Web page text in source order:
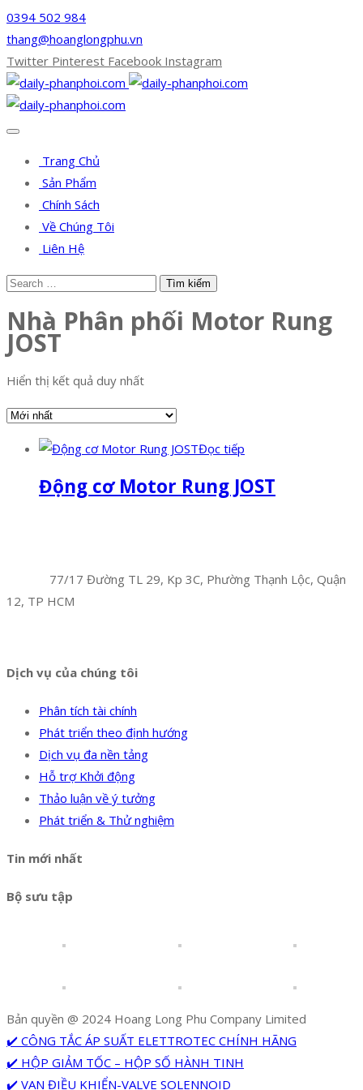
0394 502 984
thang@hoanglongphu.vn
Twitter Pinterest Facebook Instagram
Trang Chủ
Sản Phẩm
Chính Sách
Về Chúng Tôi
Liên Hệ
Nhà Phân phối Motor Rung
JOST
Hiển thị kết quả duy nhất
Đọc tiếp
Động cơ Motor Rung JOST
77/17 Đường TL 29, Kp 3C, Phường Thạnh Lộc, Quận
12, TP HCM
Dịch vụ của chúng tôi
Phân tích tài chính
Phát triển theo định hướng
Dịch vụ đa nền tảng
Hỗ trợ Khởi động
Thảo luận về ý tưởng
Phát triển & Thử nghiệm
Tin mới nhất
Bộ sưu tập
Bản quyền @ 2024 Hoang Long Phu Company Limited
✔️ CÔNG TẮC ÁP SUẤT ELETTROTEC CHÍNH HÃNG
✔️ HỘP GIẢM TỐC – HỘP SỐ HÀNH TINH
✔️ VAN ĐIỀU KHIỂN-VALVE SOLENNOID